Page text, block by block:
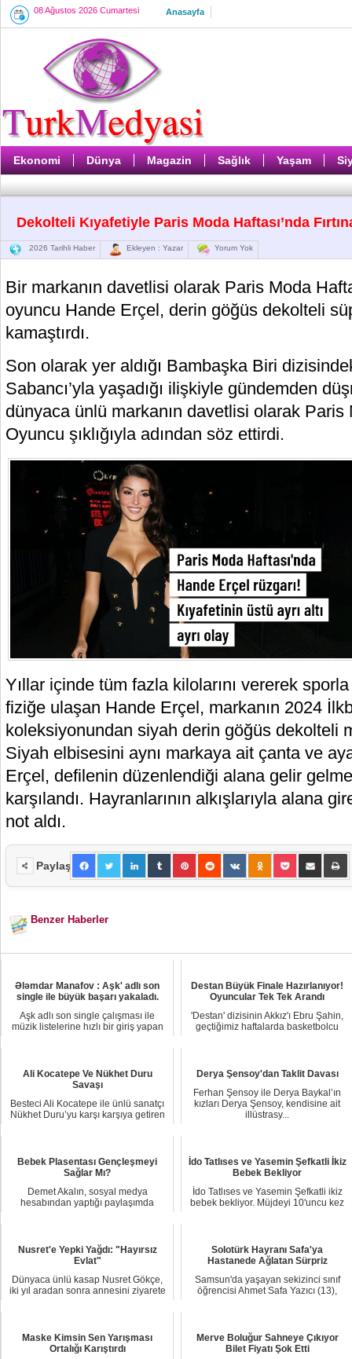
08 Ağustos 2026 Cumartesi Anasayfa
Ekonomi Dünya Magazin Sağlık Yaşam
Dekolteli Kıyafetiyle Paris Moda Haftası’nda
2026 Tarihli Haber Ekleyen : Yazar Yorum Yok
Bir markanın davetlisi olarak Paris Moda
oyuncu Hande Erçel, derin göğüs dekolteli
kamaştırdı.
Son olarak yer aldığı Bambaşka Biri
Sabancı’yla yaşadığı ilişkiyle gündemden
dünyaca ünlü markanın davetlisi olarak Paris
Oyuncu şıklığıyla adından söz ettirdi.
Yıllar içinde tüm fazla kilolarını vererek
fiziğe ulaşan Hande Erçel, markanın 2024
koleksiyonundan siyah derin göğüs dekolteli
Siyah elbisesini aynı markaya ait çanta ve
Erçel, defilenin düzenlendiği alana gelir
karşılandı. Hayranlarının alkışlarıyla alana
not aldı.
Paylaş
Benzer Haberler
Ələmdar Manafov : Aşk' adlı son
single ile büyük başarı yakaladı.
Aşk adlı son single çalışması ile
müzik listelerine hızlı bir giriş yapan
Destan Büyük Finale Hazırlanıyor!
Oyuncular Tek Tek Arandı
'Destan' dizisinin Akkız'ı Ebru Şahin,
geçtiğimiz haftalarda basketbolcu
Ali Kocatepe Ve Nükhet Duru
Savaşı
Besteci Ali Kocatepe ile ünlü sanatçı
Nükhet Duru’yu karşı karşıya getiren
Derya Şensoy'dan Taklit Davası
Ferhan Şensoy ile Derya Baykal’ın
kızları Derya Şensoy, kendisine ait
illüstrasy...
Bebek Plasentası Gençleşmeyi
Sağlar Mı?
Demet Akalın, sosyal medya
hesabından yaptığı paylaşımda
İdo Tatlıses ve Yasemin Şefkatli İkiz
Bebek Bekliyor
İdo Tatlıses ve Yasemin Şefkatli ikiz
bebek bekliyor. Müjdeyi 10'uncu kez
Nusret'e Yepki Yağdı: "Hayırsız
Evlat"
Dünyaca ünlü kasap Nusret Gökçe,
iki yıl aradan sonra annesini ziyarete
Solotürk Hayranı Safa'ya
Hastanede Ağlatan Sürpriz
Samsun'da yaşayan sekizinci sınıf
öğrencisi Ahmet Safa Yazıcı (13),
Maske Kimsin Sen Yarışması
Ortalığı Karıştırdı
Merve Boluğur Sahneye Çıkıyor
Bilet Fiyatı Şok Etti